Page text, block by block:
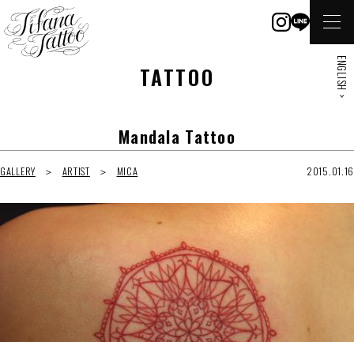
TATTOO
Mandala Tattoo
GALLERY ARTIST MICA 2015.01.16
ENGLISH >